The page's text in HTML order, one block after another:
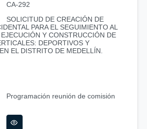
CA-292
SOLICITUD DE CREACIÓN DE
PARA EL SEGUIMIENTO AL
Y CONSTRUCCIÓN DE
DEPORTIVOS Y
EL DISTRITO DE MEDELLÍN.
Programación reunión de comisión